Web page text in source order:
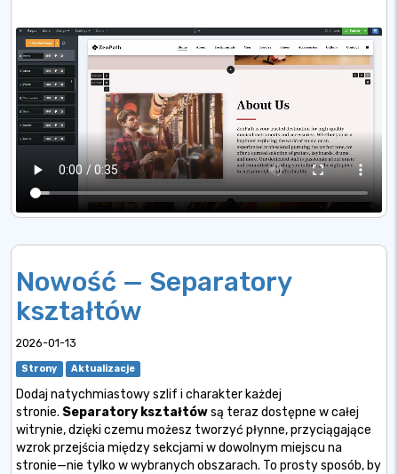
Nowość — Separatory
kształtów
2026-01-13
Strony Aktualizacje
Dodaj natychmiastowy szlif i charakter każdej
stronie. Separatory kształtówsą teraz dostępne w całej
witrynie, dzięki czemu możesz tworzyć płynne, przyciągające
wzrok przejścia między sekcjami w dowolnym miejscu na
stronie—nie tylko w wybranych obszarach. To prosty sposób, by